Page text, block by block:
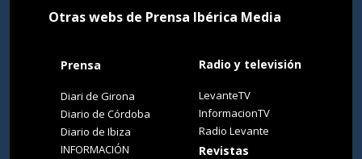
Otras webs de Prensa Ibérica Media
Prensa
Diari de Girona
Diario de Córdoba
Diario de Ibiza
INFORMACIÓN
Radio y televisión
LevanteTV
InformacionTV
Radio Levante
Revistas